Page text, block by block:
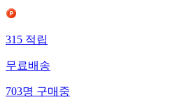
315 적립
무료배송
703명 구매중